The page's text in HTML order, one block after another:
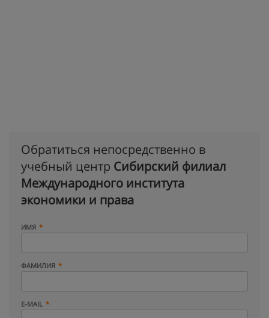
Обратиться непосредственно в
учебный центр Сибирский филиал
Международного института
экономики и права
ИМЯ
ФАМИЛИЯ
E-MAIL